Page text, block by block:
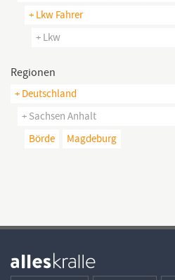
+ Lkw Fahrer
+ Lkw
Regionen
+ Deutschland
+ Sachsen Anhalt
Börde
Magdeburg